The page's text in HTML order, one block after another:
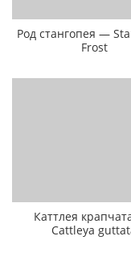
Род стангопея —
Frost
Каттлея
Cattleya